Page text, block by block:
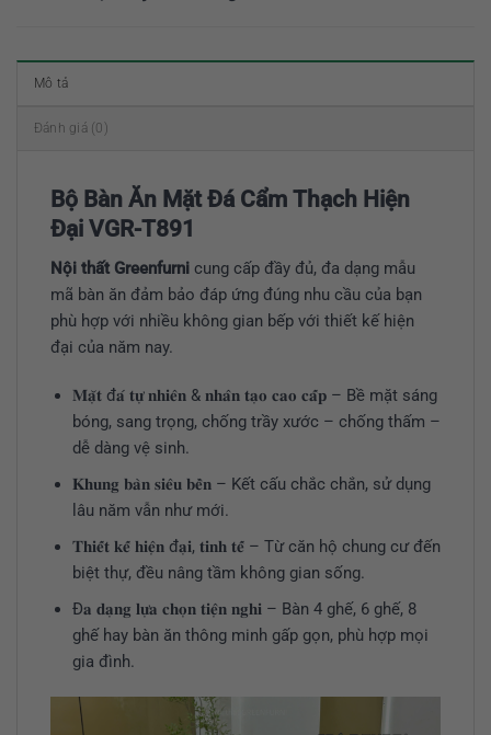
Mô tả
Đánh giá (0)
Bộ Bàn Ăn Mặt Đá Cẩm Thạch Hiện
Đại VGR-T891
Nội thất Greenfurni cung cấp đầy đủ, đa dạng mẫu
mã bàn ăn đảm bảo đáp ứng đúng nhu cầu của bạn
phù hợp với nhiều không gian bếp với thiết kế hiện
đại của năm nay.
𝐌𝐚̣̆𝐭 đ𝐚́ 𝐭𝐮̛̣ 𝐧𝐡𝐢𝐞̂𝐧 & 𝐧𝐡𝐚̂𝐧 𝐭𝐚̣𝐨 𝐜𝐚𝐨 𝐜𝐚̂́𝐩 – Bề mặt sáng
bóng, sang trọng, chống trầy xước – chống thấm –
dễ dàng vệ sinh.
𝐊𝐡𝐮𝐧𝐠 𝐛𝐚̀𝐧 𝐬𝐢𝐞̂𝐮 𝐛𝐞̂̀𝐧 – Kết cấu chắc chắn, sử dụng
lâu năm vẫn như mới.
𝐓𝐡𝐢𝐞̂́𝐭 𝐤𝐞̂́ 𝐡𝐢𝐞̣̂𝐧 đ𝐚̣𝐢, 𝐭𝐢𝐧𝐡 𝐭𝐞̂́ – Từ căn hộ chung cư đến
biệt thự, đều nâng tầm không gian sống.
Đ𝐚 𝐝𝐚̣𝐧𝐠 𝐥𝐮̛̣𝐚 𝐜𝐡𝐨̣𝐧 𝐭𝐢𝐞̣̂𝐧 𝐧𝐠𝐡𝐢 – Bàn 4 ghế, 6 ghế, 8
ghế hay bàn ăn thông minh gấp gọn, phù hợp mọi
gia đình.